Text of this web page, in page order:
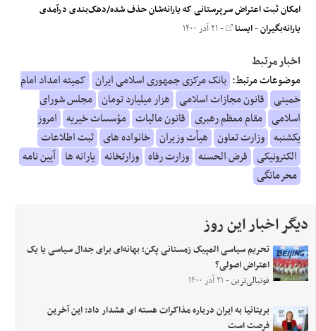
امکان ثبت اعتراض سرپرستانی که یارانه‌شان حذف شده/دهک‌بندی درآمدی
یارانه‌بگیران-ایسنا - ۲۱ آذر ۱۴۰۰
اخبار مرتبط
موضوعات مرتبط: بانک مرکزی جمهوری اسلامی ایران کمیته امداد امام
خمینی قانون مجازات اسلامی هزار میلیارد تومان مجلس شورای
اسلامی مقام معظم رهبری قانون مالیات مؤسسات خیریه امروز
یکشنبه وزارت تعاون هیأت وزیران خانواده های ثبت اطلاعات
الکترونیکی قرض الحسنه وزارت رفاه وزارتخانه یارانه ها آیین نامه
محرمانگی
دیگر اخبار این روز
تحریم سیاسی المپیک زمستانی پکن؛ بهانه‌ای برای جدال‌ سیاسی یا یک
اعتراض اصولی؟
فوتبالی‌ترین- ۲۱ آذر ۱۴۰۰
بریتانیا به ایران درباره مذاکرات هسته ای هشدار داد: این آخرین
فرصت است